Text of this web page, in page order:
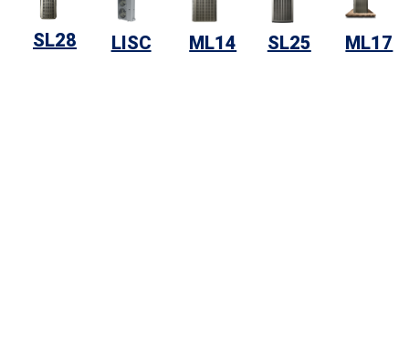
SL28 LISC ML14 SL25 ML17